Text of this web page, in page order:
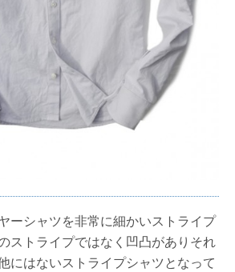
ーシャツを非常に細かいストライプ
ストライプではなく凹凸がありそれ
にはないストライプシャツとなって